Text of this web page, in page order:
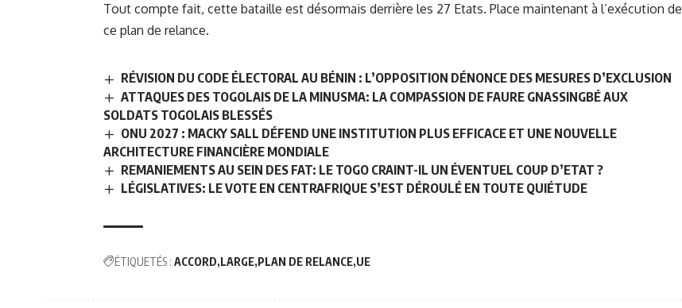
Tout compte fait, cette bataille est désormais derrière les 27 Etats. Place maintenant à l’exécution de
ce plan de relance.
RÉVISION DU CODE ÉLECTORAL AU BÉNIN : L’OPPOSITION DÉNONCE DES MESURES D’EXCLUSION
ATTAQUES DES TOGOLAIS DE LA MINUSMA: LA COMPASSION DE FAURE GNASSINGBÉ AUX
SOLDATS TOGOLAIS BLESSÉS
ONU 2027 : MACKY SALL DÉFEND UNE INSTITUTION PLUS EFFICACE ET UNE NOUVELLE
ARCHITECTURE FINANCIÈRE MONDIALE
REMANIEMENTS AU SEIN DES FAT: LE TOGO CRAINT-IL UN ÉVENTUEL COUP D’ETAT ?
LÉGISLATIVES: LE VOTE EN CENTRAFRIQUE S’EST DÉROULÉ EN TOUTE QUIÉTUDE
ÉTIQUETÉS : ACCORD LARGE PLAN DE RELANCE UE